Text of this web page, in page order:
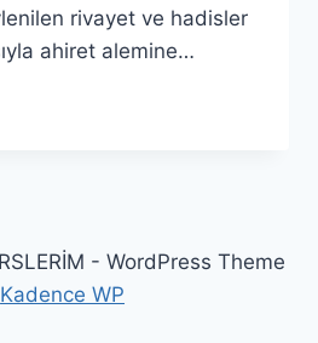
rivayet ve hadisler
ahiret alemine…
- WordPress Theme
Kadence WP